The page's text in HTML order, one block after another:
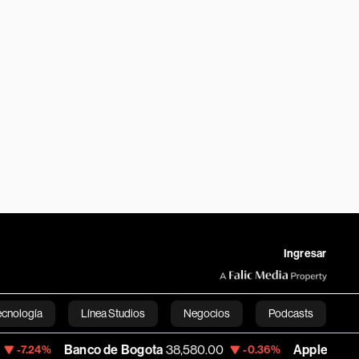
Ingresar
Línea Studios Negocios Podcasts
English
Banco de Bogota 38,580.00 -0.36% Apple 311.64